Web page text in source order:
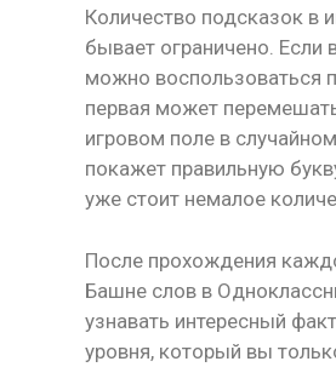
Количество подсказок в
бывает ограничено. Если
можно воспользоваться
первая может
игровом поле в
покажет правильную
уже стоит немалое
После прохождения
Башне слов в
узнавать интересный
уровня, который вы